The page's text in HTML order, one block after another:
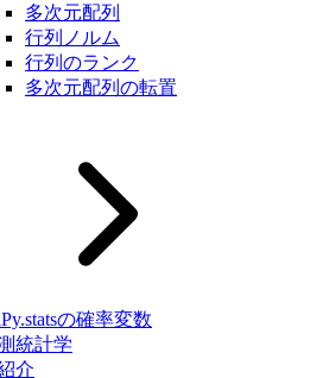
多次元配列
行列ノルム
行列のランク
多次元配列の転置
の確率変数
統計学
介